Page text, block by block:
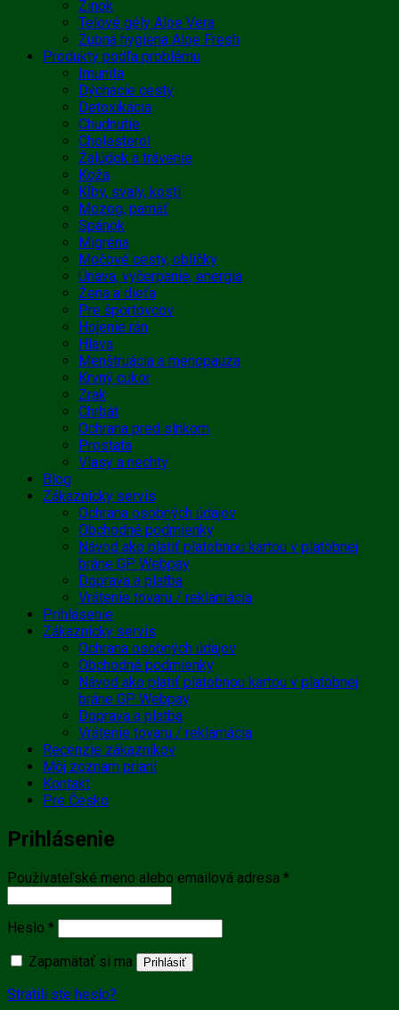
Zinok
Telové gély Aloe Vera
Zubná hygiena Aloe Fresh
Produkty podľa problému
Imunita
Dýchacie cesty
Detoxikácia
Chudnutie
Cholesterol
Žalúdok a trávenie
Koža
Kĺby, svaly, kosti
Mozog, pamäť
Spánok
Migréna
Močové cesty, obličky
Únava, vyčerpanie, energia
Žena a dieťa
Pre športovcov
Hojenie rán
Hlava
Menštruácia a menopauza
Krvný cukor
Zrak
Chrbát
Ochrana pred slnkom
Prostata
Vlasy a nechty
Blog
Zákaznícky servis
Ochrana osobných údajov
Obchodné podmienky
Návod ako platiť platobnou kartou v platobnej
bráne GP Webpay
Doprava a platba
Vrátenie tovaru / reklamácia
Prihlásenie
Zákaznícky servis
Ochrana osobných údajov
Obchodné podmienky
Návod ako platiť platobnou kartou v platobnej
bráne GP Webpay
Doprava a platba
Vrátenie tovaru / reklamácia
Recenzie zákazníkov
Môj zoznam prianí
Kontakt
Pre Česko
Prihlásenie
Používateľské meno alebo emailová adresa *Povinné
Heslo *Povinné
Zapamätať si ma Prihlásiť
Stratili ste heslo?